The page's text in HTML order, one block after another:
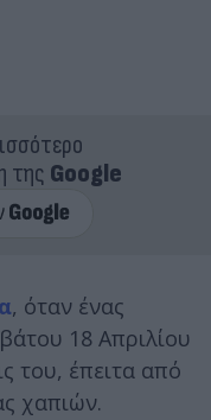
της Google
, όταν ένας
18 Απριλίου
του, έπειτα από
χαπιών.